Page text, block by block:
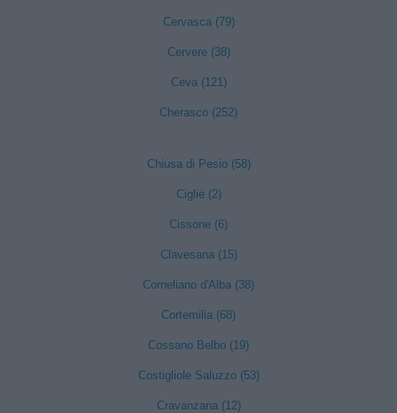
Cervasca (79)
Cervere (38)
Ceva (121)
Cherasco (252)
Chiusa di Pesio (58)
Cigliè (2)
Cissone (6)
Clavesana (15)
Corneliano d'Alba (38)
Cortemilia (68)
Cossano Belbo (19)
Costigliole Saluzzo (53)
Cravanzana (12)